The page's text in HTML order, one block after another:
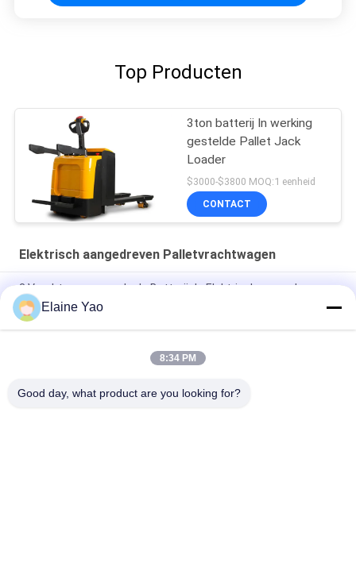
Top Producten
3ton batterij In werking
gestelde Pallet Jack
Loader
$3000-$3800 MOQ:1 eenheid
CONTACT
Elektrisch aangedreven Palletvrachtwagen
3 Vrachtwagen van de de Batterij de Elektrisch aangedreven
Pallet van de positie3000kg Hand
De Ruiter van ISO Li Battery 1000kg Rider Electric Walkie Pallet
Elaine Yao
8:34 PM
Good day, what product are you looking for?